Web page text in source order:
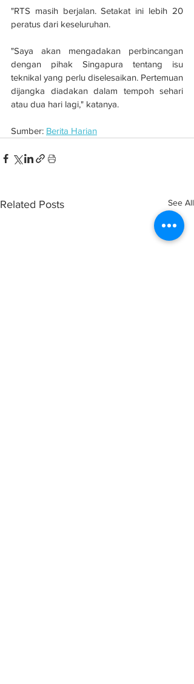
"RTS masih berjalan. Setakat ini lebih 20
peratus dari keseluruhan.
"Saya akan mengadakan perbincangan
dengan pihak Singapura tentang isu
teknikal yang perlu diselesaikan. Pertemuan
dijangka diadakan dalam tempoh sehari
atau dua hari lagi," katanya.
Sumber: Berita Harian
Related Posts See All